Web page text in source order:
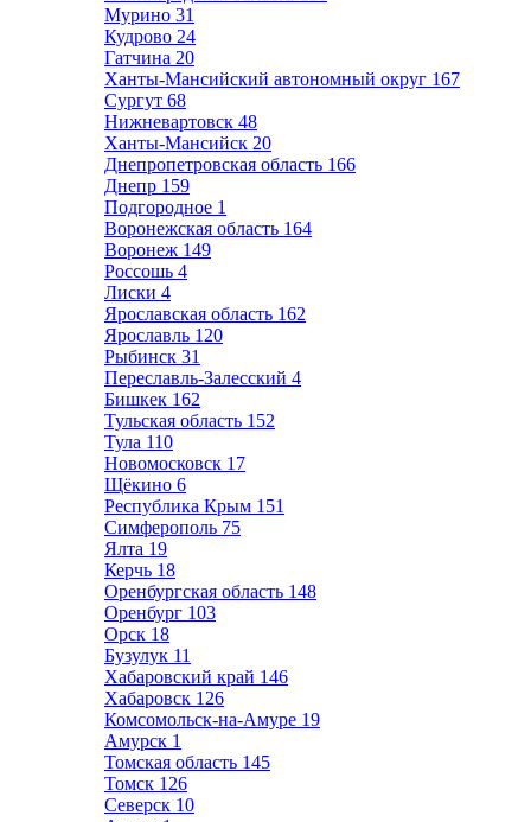
Мурино 31
Кудрово 24
Гатчина 20
Ханты-Мансийский автономный округ 167
Сургут 68
Нижневартовск 48
Ханты-Мансийск 20
Днепропетровская область 166
Днепр 159
Подгородное 1
Воронежская область 164
Воронеж 149
Россошь 4
Лиски 4
Ярославская область 162
Ярославль 120
Рыбинск 31
Переславль-Залесский 4
Бишкек 162
Тульская область 152
Тула 110
Новомосковск 17
Щёкино 6
Республика Крым 151
Симферополь 75
Ялта 19
Керчь 18
Оренбургская область 148
Оренбург 103
Орск 18
Бузулук 11
Хабаровский край 146
Хабаровск 126
Комсомольск-на-Амуре 19
Амурск 1
Томская область 145
Томск 126
Северск 10